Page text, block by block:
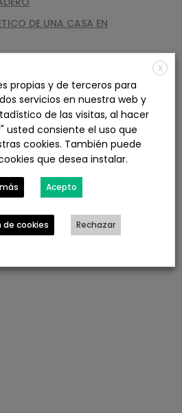
DE UNA CASA EN
ARCHIVOS
X
propias y de terceros para
servicios en nuestra web y
de las visitas, al hacer
usted consiente el uso que
cookies. También puede
que desea instalar.
Acepto
cookies Rechazar